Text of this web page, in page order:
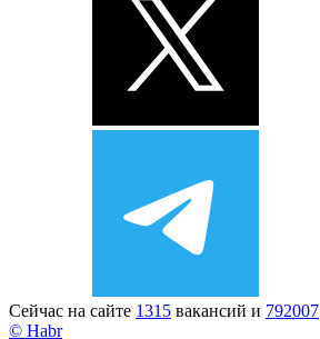
Сейчас на сайте 1315 вакансий и 792007
© Habr